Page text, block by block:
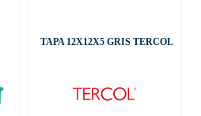
TAPA 12X12X5 GRIS TERCOL